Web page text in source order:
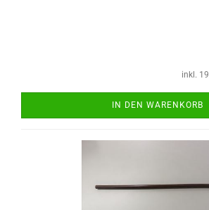
inkl.
IN DEN WARENKORB